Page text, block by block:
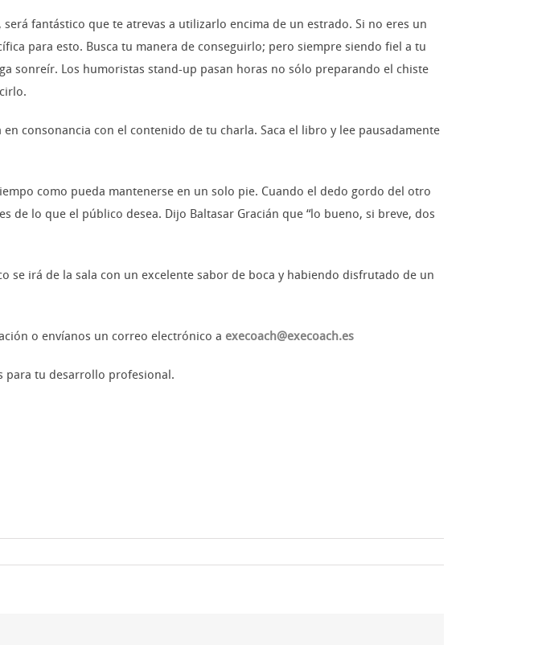
fantástico que te atrevas a utilizarlo encima de un estrado. Si no eres un
para esto. Busca tu manera de conseguirlo; pero siempre siendo fiel a tu
sonreír. Los humoristas stand-up pasan horas no sólo preparando el chiste
consonancia con el contenido de tu charla. Saca el libro y lee pausadamente
como pueda mantenerse en un solo pie. Cuando el dedo gordo del otro
lo que el público desea. Dijo Baltasar Gracián que “lo bueno, si breve, dos
se irá de la sala con un excelente sabor de boca y habiendo disfrutado de un
o envíanos un correo electrónico a execoach@execoach.es
tu desarrollo profesional.